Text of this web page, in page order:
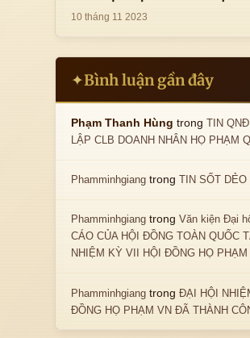
10 tháng 11 2023
✦Bình luận gần đây
Phạm Thanh Hùng trongTIN
LẬP CLB DOANH NHÂN HỌ PHẠM
Phamminhgiang trongTIN SỐT DẺO
Phamminhgiang trongVăn kiện Đại
CÁO CỦA HỘI ĐỒNG TOÀN QUỐC
NHIỆM KỲ VII HỘI ĐỒNG HỌ PHẠM
Phamminhgiang trongĐẠI HỘI
ĐỒNG HỌ PHẠM VN ĐÃ THÀNH